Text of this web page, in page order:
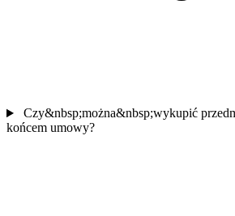
Czy&nbsp;można&nbsp;wykupić
końcem umowy?